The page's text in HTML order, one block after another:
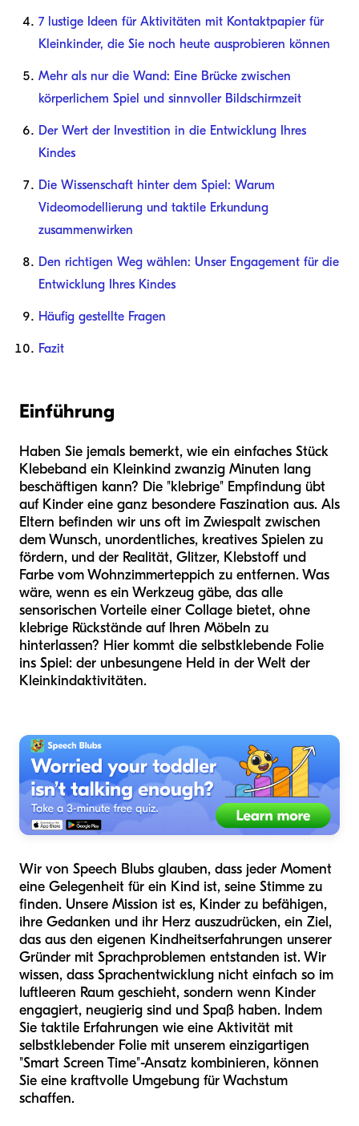
7 lustige Ideen für Aktivitäten mit Kontaktpapier für
Kleinkinder, die Sie noch heute ausprobieren können
Mehr als nur die Wand: Eine Brücke zwischen
körperlichem Spiel und sinnvoller Bildschirmzeit
Der Wert der Investition in die Entwicklung Ihres
Kindes
Die Wissenschaft hinter dem Spiel: Warum
Videomodellierung und taktile Erkundung
zusammenwirken
Den richtigen Weg wählen: Unser Engagement für die
Entwicklung Ihres Kindes
Häufig gestellte Fragen
Fazit
Einführung
Haben Sie jemals bemerkt, wie ein einfaches Stück
Klebeband ein Kleinkind zwanzig Minuten lang
beschäftigen kann? Die "klebrige" Empfindung übt
auf Kinder eine ganz besondere Faszination aus. Als
Eltern befinden wir uns oft im Zwiespalt zwischen
dem Wunsch, unordentliches, kreatives Spielen zu
fördern, und der Realität, Glitzer, Klebstoff und
Farbe vom Wohnzimmerteppich zu entfernen. Was
wäre, wenn es ein Werkzeug gäbe, das alle
sensorischen Vorteile einer Collage bietet, ohne
klebrige Rückstände auf Ihren Möbeln zu
hinterlassen? Hier kommt die selbstklebende Folie
ins Spiel: der unbesungene Held in der Welt der
Kleinkindaktivitäten.
Wir von Speech Blubs glauben, dass jeder Moment
eine Gelegenheit für ein Kind ist, seine Stimme zu
finden. Unsere Mission ist es, Kinder zu befähigen,
ihre Gedanken und ihr Herz auszudrücken, ein Ziel,
das aus den eigenen Kindheitserfahrungen unserer
Gründer mit Sprachproblemen entstanden ist. Wir
wissen, dass Sprachentwicklung nicht einfach so im
luftleeren Raum geschieht, sondern wenn Kinder
engagiert, neugierig sind und Spaß haben. Indem
Sie taktile Erfahrungen wie eine Aktivität mit
selbstklebender Folie mit unserem einzigartigen
"Smart Screen Time"-Ansatz kombinieren, können
Sie eine kraftvolle Umgebung für Wachstum
schaffen.